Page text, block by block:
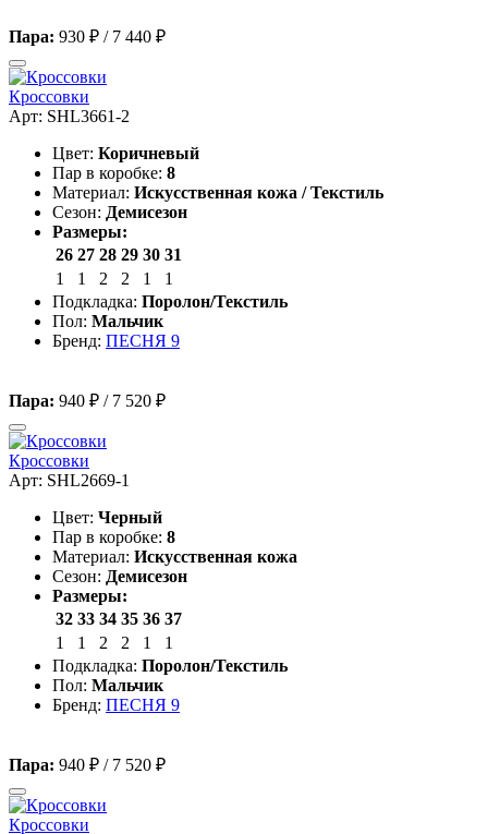
Пара: 930 ₽ / 7 440 ₽
Кроссовки
Арт: SHL3661-2
Цвет: Коричневый
Пар в коробке: 8
Материал: Искусственная кожа / Текстиль
Сезон: Демисезон
Размеры:
26 27 28 29 30 31
1
1 2 2 1
1
Подкладка: Поролон/Текстиль
Пол: Мальчик
Бренд: ПЕСНЯ 9
Пара: 940 ₽ / 7 520 ₽
Кроссовки
Арт: SHL2669-1
Цвет: Черный
Пар в коробке: 8
Материал: Искусственная кожа
Сезон: Демисезон
Размеры:
32 33 34 35 36 37
1
1 2 2 1
1
Подкладка: Поролон/Текстиль
Пол: Мальчик
Бренд: ПЕСНЯ 9
Пара: 940 ₽ / 7 520 ₽
Кроссовки